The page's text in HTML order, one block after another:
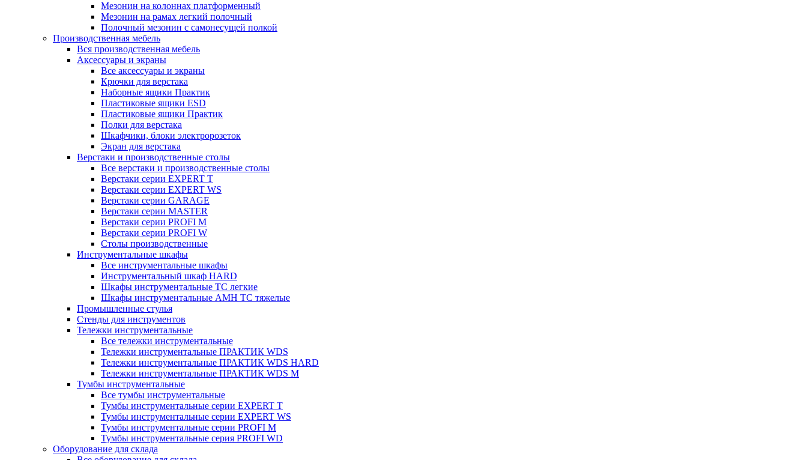
Мезонин на колоннах платформенный
Мезонин на рамах легкий полочный
Полочный мезонин с самонесущей полкой
Производственная мебель
Вся производственная мебель
Аксессуары и экраны
Все аксессуары и экраны
Крючки для верстака
Наборные ящики Практик
Пластиковые ящики ESD
Пластиковые ящики Практик
Полки для верстака
Шкафчики, блоки электророзеток
Экран для верстака
Верстаки и производственные столы
Все верстаки и производственные столы
Верстаки серии EXPERT T
Верстаки серии EXPERT WS
Верстаки серии GARAGE
Верстаки серии MASTER
Верстаки серии PROFI M
Верстаки серии PROFI W
Столы производственные
Инструментальные шкафы
Все инструментальные шкафы
Инструментальный шкаф HARD
Шкафы инструментальные ТС легкие
Шкафы инструментальные AMH TC тяжелые
Промышленные стулья
Стенды для инструментов
Тележки инструментальные
Все тележки инструментальные
Тележки инструментальные ПРАКТИК WDS
Тележки инструментальные ПРАКТИК WDS HARD
Тележки инструментальные ПРАКТИК WDS M
Тумбы инструментальные
Все тумбы инструментальные
Тумбы инструментальные серии EXPERT T
Тумбы инструментальные серии EXPERT WS
Тумбы инструментальные серии PROFI M
Тумбы инструментальные серия PROFI WD
Оборудование для склада